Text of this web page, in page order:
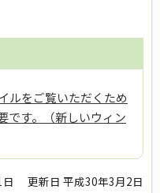
ルをご覧いただくため
です。（新しいウィン
更新日 平成30年3月2日